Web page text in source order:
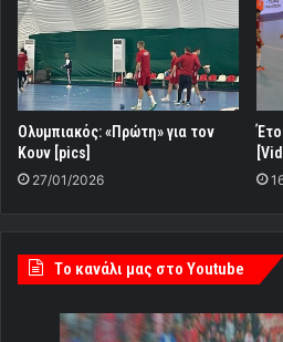
Ολυμπιακός: «Πρώτη» για τον
Κουν [pics]
27/01/2026
Tο κανάλι μας στο Youtube